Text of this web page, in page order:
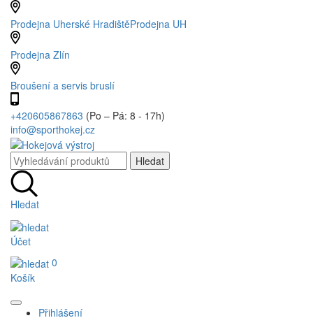
Prodejna Uherské HradištěProdejna UH
Prodejna Zlín
Broušení a servis bruslí
+420605867863 (Po – Pá: 8 - 17h)
info@sporthokej.cz
Hledat
Účet
0
Košík
Přihlášení